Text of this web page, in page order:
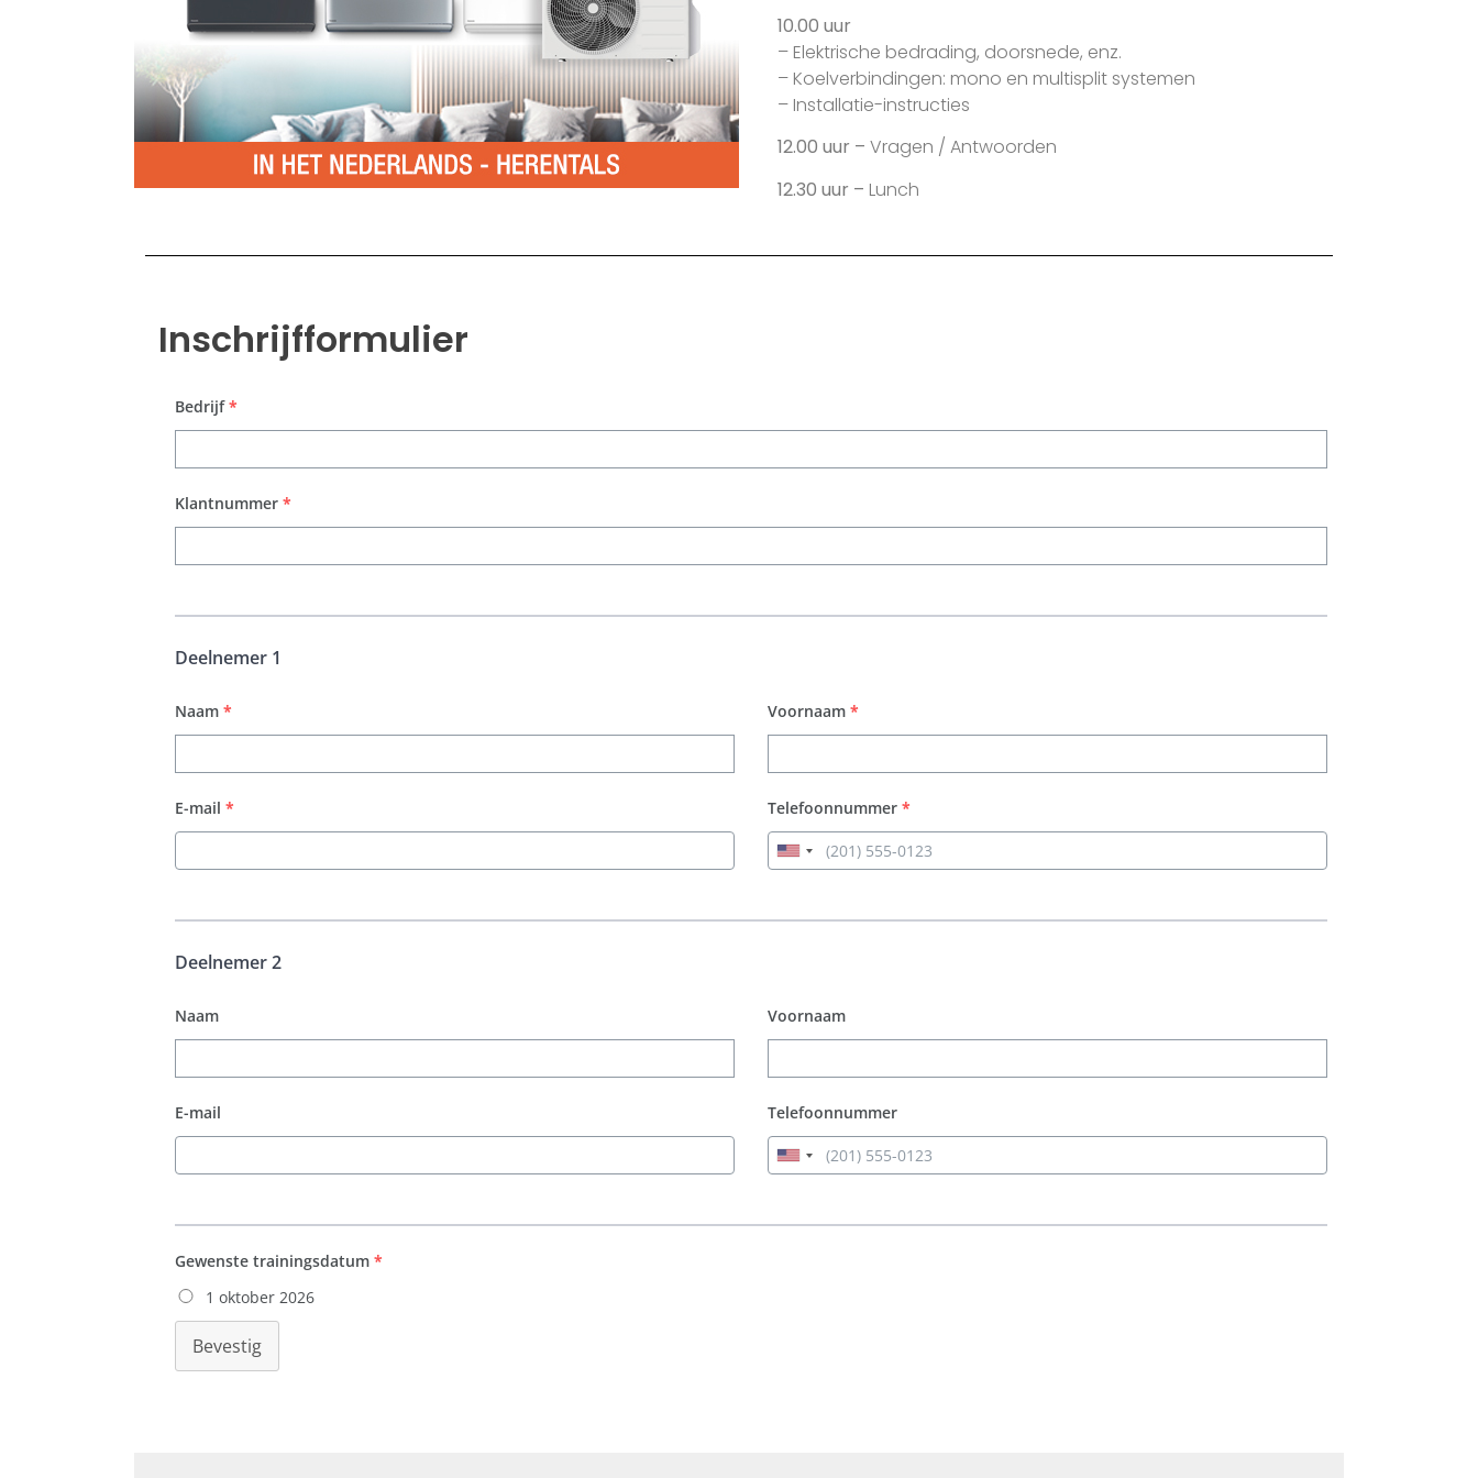
10.00 uur
– Elektrische bedrading, doorsnede, enz.
– Koelverbindingen: mono en multisplit systemen
– Installatie-instructies
12.00 uur – Vragen / Antwoorden
12.30 uur – Lunch
Inschrijfformulier
Bedrijf *
Klantnummer *
Deelnemer 1
Naam *
E-mail *
Voornaam *
Telefoonnummer *
Deelnemer 2
Naam
E-mail
Voornaam
Telefoonnummer
Gewenste trainingsdatum *
1 oktober 2026
Bevestig